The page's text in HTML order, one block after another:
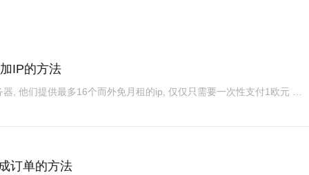
IP的方法
, 他们提供最多16个而外免月租的ip, 仅仅只需要一次性支付1欧元 …
订单的方法